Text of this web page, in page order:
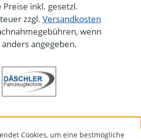
Preise inkl. gesetzl.
zzgl. Versandkosten
wenn
angegeben.
Cookies, um eine bestmögliche